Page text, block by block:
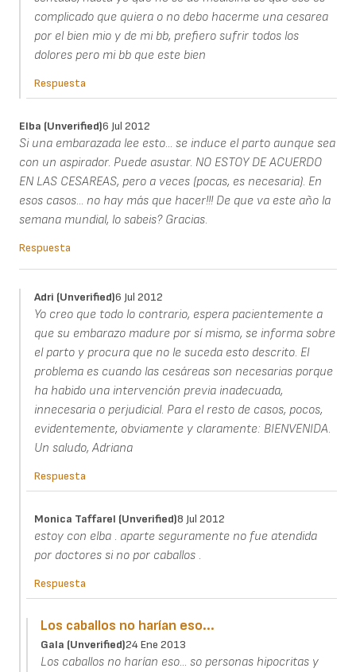
complicado que quiera o no debo hacerme una cesarea
por el bien mio y de mi bb, prefiero sufrir todos los
dolores pero mi bb que este bien
Respuesta
Elba (unverified)6 Jul 2012
Si una embarazada lee esto... se induce el parto aunque sea
con un aspirador. Puede asustar. NO ESTOY DE ACUERDO
EN LAS CESAREAS, pero a veces (pocas, es necesaria). En
esos casos... no hay más que hacer!!! De que va este año la
semana mundial, lo sabeis? Gracias.
Respuesta
Adri (unverified)6 Jul 2012
Yo creo que todo lo contrario, espera pacientemente a
que su embarazo madure por sí mismo, se informa sobre
el parto y procura que no le suceda esto descrito. El
problema es cuando las cesáreas son necesarias porque
ha habido una intervención previa inadecuada,
innecesaria o perjudicial. Para el resto de casos, pocos,
evidentemente, obviamente y claramente: BIENVENIDA.
Un saludo, Adriana
Respuesta
Monica Taffarel (unverified)8 Jul 2012
estoy con elba . aparte seguramente no fue atendida
por doctores si no por caballos .
Respuesta
Los caballos no harían eso...
Gala (unverified)24 Ene 2013
Los caballos no harían eso... so personas hipocritas y